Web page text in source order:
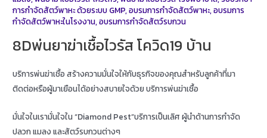
การกำจัดสัตว์พาหะ ด้วยระบบ GMP,อบรมการกำจัดสัตว์พาหะ,อบรมการ
กำจัดสัตว์พาหะในโรงงาน,อบรมการกำจัดสัตว์รบกวน
8Dพ่นยาฆ่าเชื้อไวรัส โควิด19 บ้าน
บริการพ่นฆ่าเชื้อ สร้างความมั่นใจให้กับธุรกิจของคุณสำหรับลูกค้าที่มา
ติดต่อหรือผู้มาเยือนได้อย่างสบายใจด้วย บริการพ่นฆ่าเชื้อ
มั่นใจในเรามั่นใจใน “Diamond Pest”บริการเป็นเลิศ ผู้นำด้านการกำจัด
ปลวก แมลง และสัตว์รบกวนต่างๆ